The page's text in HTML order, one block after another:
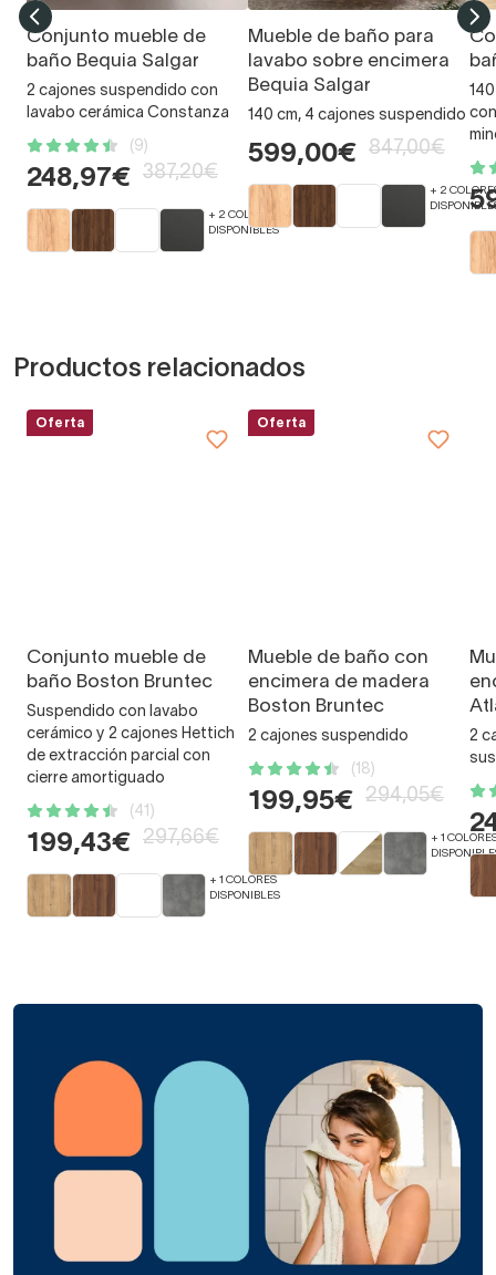
Conjunto mueble de
baño Bequia Salgar
2 cajones suspendido con
lavabo cerámica Constanza
(9)
248,97€ 387,20€
+ 2 COLORES
DISPONIBLES
Mueble de baño para
lavabo sobre encimera
Bequia Salgar
140 cm, 4 cajones suspendido
599,00€ 847,00€
+ 2
Productos relacionados
Oferta
Conjunto mueble de
baño Boston Bruntec
Suspendido con lavabo
cerámico y 2 cajones Hettich
de extracción parcial con
cierre amortiguado
(41)
199,43€ 297,66€
+ 1 COLORES
DISPONIBLES
Oferta
Mueble de baño con
encimera de madera
Boston Bruntec
2 cajones suspendido
(18)
199,95€ 294,05€
+ 1
2